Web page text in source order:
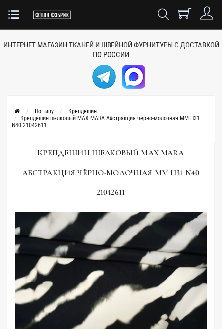
ИНТЕРНЕТ МАГАЗИН ТКАНЕЙ И ШВЕЙНОЙ ФУРНИТУРЫ С ДОСТАВКОЙ
ПО РОССИИ
По типу
Крепдешин
Крепдешин шелковый MAX MARA Абстракция чёрно-молочная MM H31
N40 21042611
КРЕПДЕШИН ШЕЛКОВЫЙ MAX MARA
АБСТРАКЦИЯ ЧЁРНО-МОЛОЧНАЯ MM H31 N40
21042611